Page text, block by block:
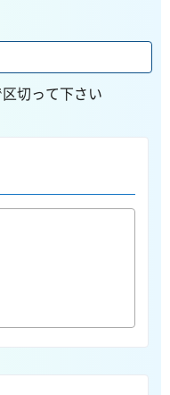
切って下さい